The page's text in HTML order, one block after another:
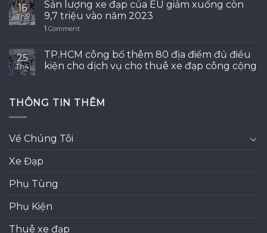
16
Th5
Sản lượng xe đạp của EU giảm xuống còn
9,7 triệu vào năm 2023
1 Comment
25
Th4
TP.HCM công bố thêm 80 địa điểm đủ điều
kiện cho dịch vụ cho thuê xe đạp công cộng
THÔNG TIN THÊM
Về Chúng Tôi
Xe Đạp
Phụ Tùng
Phụ Kiện
Thuê xe đạp